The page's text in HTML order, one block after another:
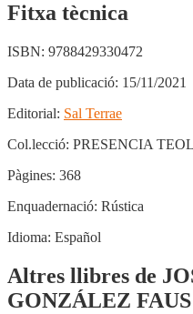
Fitxa tècnica
ISBN: 9788429330472
Data de publicació: 15/11/2021
Editorial: Sal Terrae
Col.lecció: PRESENCIA
Pàgines: 368
Enquadernació: Rústica
Idioma: Español
Altres llibres de
GONZÁLEZ FAUS